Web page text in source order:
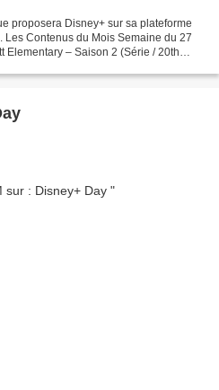
proposera Disney+ sur sa plateforme
Contenus du Mois Semaine du 27
Elementary – Saison 2 (Série / 20th